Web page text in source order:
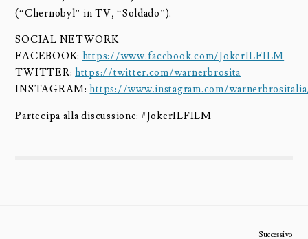
(“Chernobyl” in TV, “Soldado”).
SOCIAL NETWORK
FACEBOOK: https://www.facebook.com/JokerILFILM
TWITTER:https://twitter.com/warnerbrosita
INSTAGRAM:https://www.instagram.com/
Partecipa alla discussione: #JokerILFILM